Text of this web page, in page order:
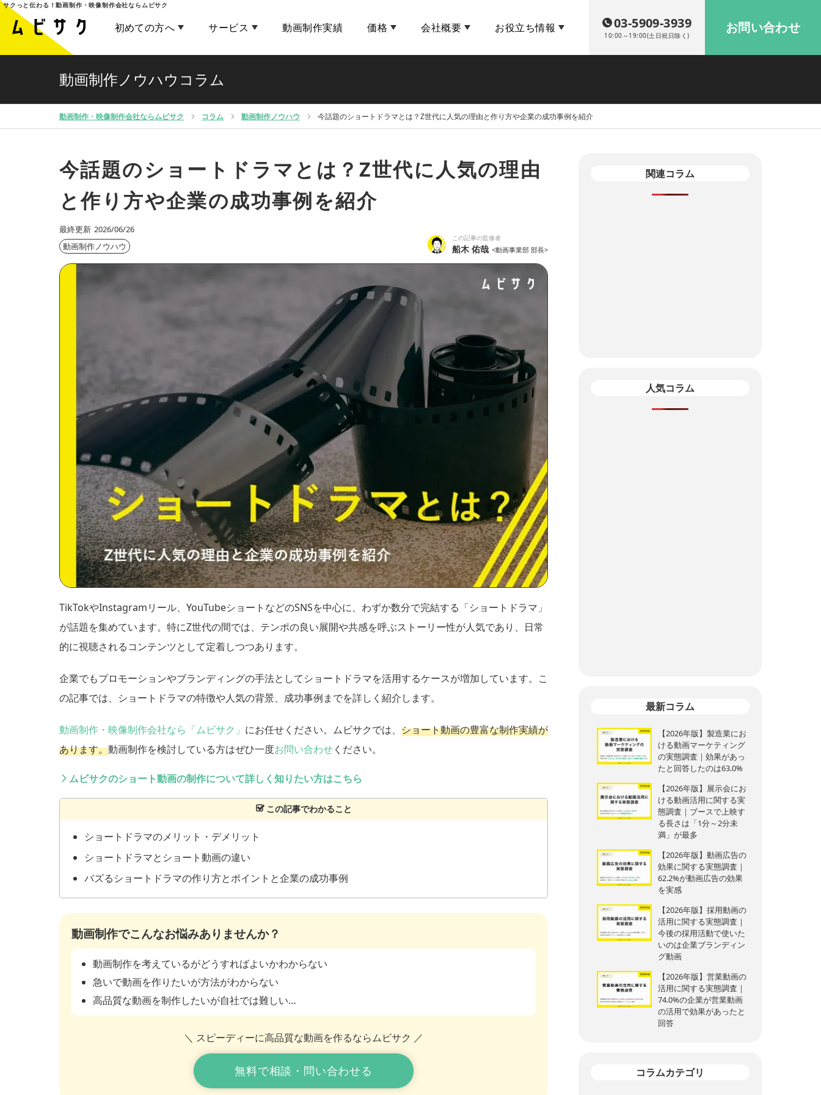
03-5909-3939
10:00～19:00(土日祝日除く) お問い合わせ
初めての方へ サービス 動画制作実績 価格 会社概要 お役立ち情報
サクっと伝わる！動画制作・映像制作会社ならムビサク
動画制作ノウハウコラム
動画制作・映像制作会社ならムビサク コラム 動画制作ノウハウ 今話題のショートドラマとは？Z世代に人気の理由と作り方や企業の成功事例を紹介
今話題のショートドラマとは？Z世代に人気の理由
と作り方や企業の成功事例を紹介
最終更新 2026/06/26
動画制作ノウハウ
この記事の監修者
船木 佑哉 <動画事業部 部長>
TikTokやInstagramリール、YouTubeショートなどのSNSを中心に、わずか数分で完結する「ショートドラマ」
が話題を集めています。特にZ世代の間では、テンポの良い展開や共感を呼ぶストーリー性が人気であり、日常
的に視聴されるコンテンツとして定着しつつあります。
企業でもプロモーションやブランディングの手法としてショートドラマを活用するケースが増加しています。こ
の記事では、ショートドラマの特徴や人気の背景、成功事例までを詳しく紹介します。
動画制作・映像制作会社なら「ムビサク」 にお任せください。ムビサクでは、 ショート動画の豊富な制作実績が
あります。動画制作を検討している方はぜひ一度お問い合わせください。
ムビサクのショート動画の制作について詳しく知りたい方はこちら
ショートドラマのメリット・デメリット
ショートドラマとショート動画の違い
バズるショートドラマの作り方とポイントと企業の成功事例
動画制作でこんなお悩みありませんか？
動画制作を考えているがどうすればよいかわからない
急いで動画を作りたいが方法がわからない
高品質な動画を制作したいが自社では難しい…
＼ スピーディーに高品質な動画を作るならムビサク ／
無料で相談・問い合わせる
関連コラム
人気コラム
最新コラム
【2026年版】製造業にお
ける動画マーケティング
の実態調査｜効果があっ
たと回答したのは63.0%
【2026年版】展示会にお
ける動画活用に関する実
態調査｜ブースで上映す
る長さは「1分～2分未
満」が最多
【2026年版】動画広告の
効果に関する実態調査｜
62.2%が動画広告の効果
を実感
【2026年版】採用動画の
活用に関する実態調査｜
今後の採用活動で使いた
いのは企業ブランディン
グ動画
【2026年版】営業動画の
活用に関する実態調査｜
74.0%の企業が営業動画
の活用で効果があったと
回答
コラムカテゴリ